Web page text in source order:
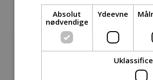
Tilbehør Kæder
Tilbehør Sværd
Tilbehør
Tilbehør
Tilbehør Walk Behind
Absolut
nødvendige
Ydeevne